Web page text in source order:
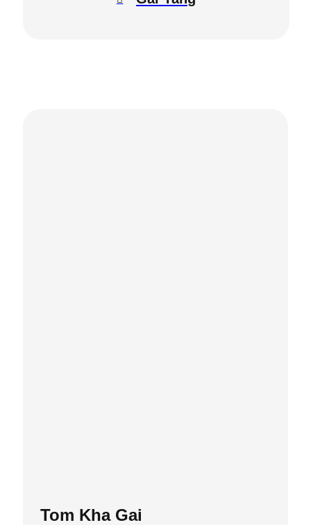
Tom Kha Gai